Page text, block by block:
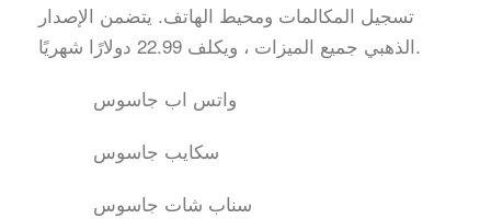
تسجيل المكالمات ومحيط الهاتف. يتضمن الإصدار
الذهبي جميع الميزات ، ويكلف 22.99 دولارًا شهريًا.
واتس اب جاسوس
سكايب جاسوس
سناب شات جاسوس